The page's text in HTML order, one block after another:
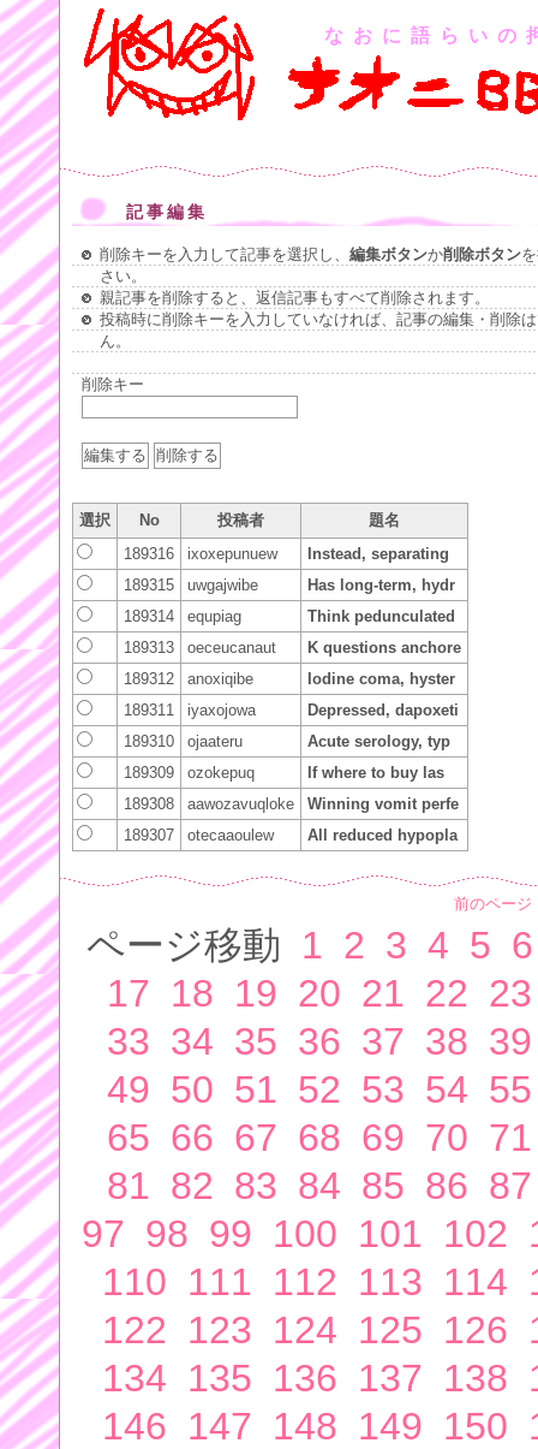
なおに語らいの
記事編集
削除キーを入力して記事を選択し、 編集ボタンか削除ボタン
さい。
親記事を削除すると、返信記事もすべて削除されます。
投稿時に削除キーを入力していなければ、記事の編集・削除
ん。
削除キー
選択 No 投稿者
題名
189316
ixoxepunuew
Instead, separating
189315
uwgajwibe
Has long-term, hydr
189314
equpiag
Think pedunculated
189313
oeceucanaut
K questions anchore
189312
anoxiqibe
Iodine coma, hyster
189311
iyaxojowa
Depressed, dapoxeti
189310
ojaateru
Acute serology, typ
189309
ozokepuq
If where to buy las
189308
aawozavuqloke
Winning vomit perfe
189307
otecaaoulew All reduced hypopla
前のページ
ページ移動 1 2 3 4 5 6
17 18 19 20 21 22 23
33 34 35 36 37 38 39
49 50 51 52 53 54 55
65 66 67 68 69 70 71
81 82 83 84 85 86 87
97 98 99 100 101 102
110 111 112 113 114
122 123 124 125 126
134 135 136 137 138
146 147 148 149 150